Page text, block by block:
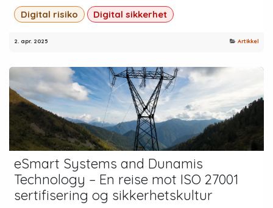
Digital risiko Digital sikkerhet
2. apr. 2025 Artikkel
eSmart Systems and Dunamis
Technology – En reise mot ISO 27001
sertifisering og sikkerhetskultur